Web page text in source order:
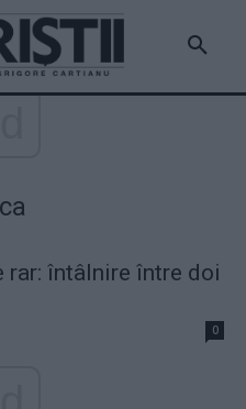
rar: întâlnire între doi
0